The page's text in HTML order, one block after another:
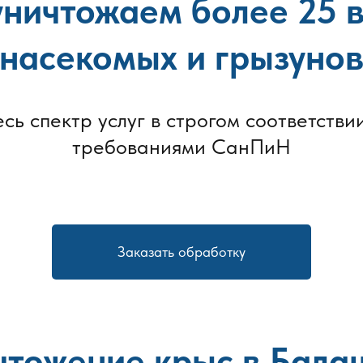
более 25
насекомых и грызунов
спектр услуг в строгом
требованиями СанПиН
Заказать обработку